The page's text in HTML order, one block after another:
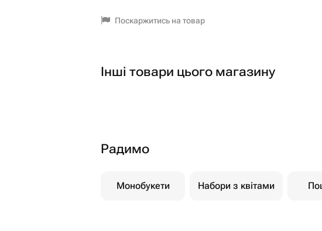
Поскаржитись на товар
Інші товари цього магазину
Радимо
Монобукети Набори з квітами